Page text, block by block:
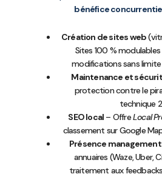
bénéfice
Création de sites web
Sites 100 %
modifications sans limite
Maintenance et
protection contre le
technique
SEO local – OffreLocal
classement sur Google
Présence management
annuaires (Waze, Uber,
traitement aux